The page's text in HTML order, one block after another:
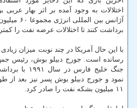
اختلالات به وجود آمده بر اثر بهار
آژانس بین
برداشت كنند تا اختلالات عرضه نفت را كمتر
با این حال آمریكا در چند نوبت میزان
رسانده است. جورج دبیلو بوش، رئیس
جنگ خلیج
نمود و جورج دبیلو بوش پسر نیز بعد از
۱۱ میلیون بشكه نفت را صادر كرد.